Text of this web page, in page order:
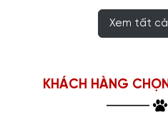
Xem tất cả
KHÁCH HÀNG